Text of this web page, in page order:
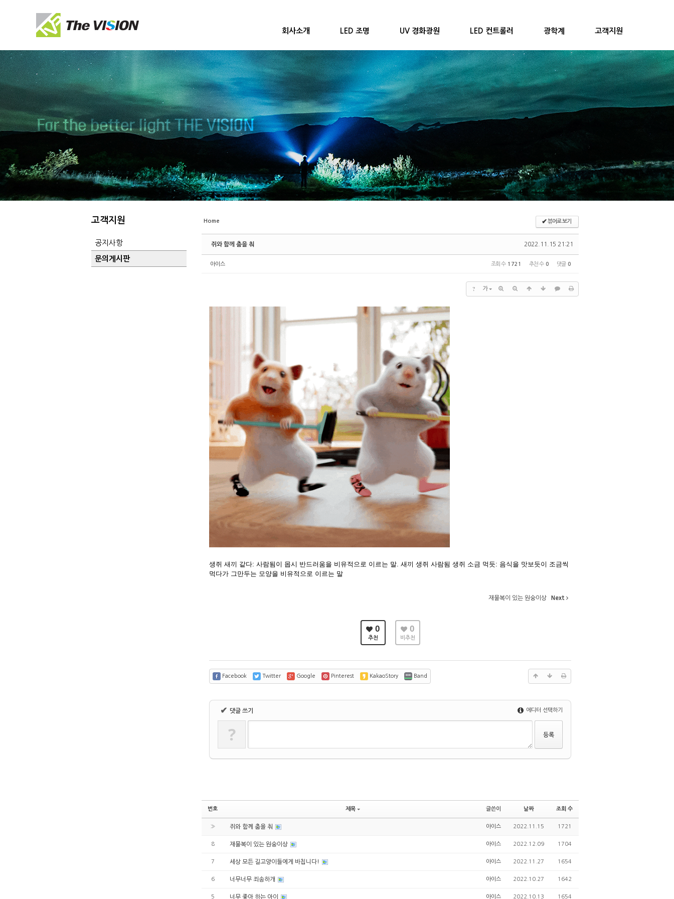
회사소개 LED 조명 UV 경화광원 LED 컨트롤러 광학계 고객지원
고객지원
공지사항
문의게시판
Home ✔뷰어로 보기
2022.11.15 21:21
쥐와 함께 춤을 춰
아이스 조회 수 1721 추천 수 0 댓글 0
? 가
생쥐 새끼 같다: 사람됨이 몹시 반드러움을 비유적으로 이르는 말. 새끼 생쥐 사람됨 생쥐 소금 먹듯: 음식을 맛보듯이 조금씩
먹다가 그만두는 모양을 비유적으로 이르는 말
재물복이 있는 원숭이상 Next
0
추천
0
비추천
Facebook Twitter Google Pinterest KakaoStory Band
✔ 댓글 쓰기 에디터 선택하기
?
번호 제목 글쓴이 날짜 조회 수
» 쥐와 함께 춤을 춰 아이스 2022.11.15 1721
8 재물복이 있는 원숭이상 아이스 2022.12.09 1704
7 세상 모든 길고양이들에게 바칩니다! 아이스 2022.11.27 1654
6 너무너무 죄송하개 아이스 2022.10.27 1642
5 너무 좋아 하는 아이 아이스 2022.10.13 1654